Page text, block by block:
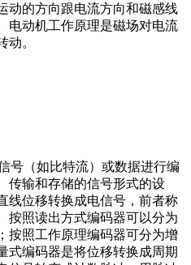
动的方向跟电流方向和磁感线
电动机工作原理是磁场对电流
动。
号（如比特流）或数据进行编
传输和存储的信号形式的设
线位移转换成电信号，前者称
按照读出方式编码器可以分为
按照工作原理编码器可分为增
式编码器是将位移转换成周期